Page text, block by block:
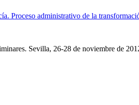
Proceso administrativo de la
Sevilla, 26-28 de noviembre de